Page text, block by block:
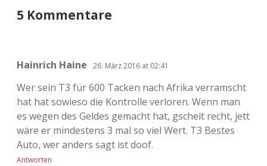
5 Kommentare
Hainrich Haine 26. März 2016 at 02:41
Wer sein T3 für 600 Tacken nach Afrika verramscht
hat hat sowieso die Kontrolle verloren. Wenn man
es wegen des Geldes gemacht hat, gscheit recht, jett
wäre er mindestens 3 mal so viel Wert. T3 Bestes
Auto, wer anders sagt ist doof.
Antworten